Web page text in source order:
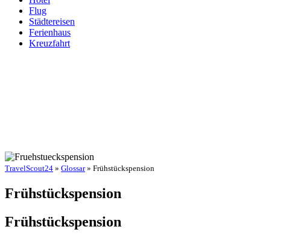
Flug
Städtereisen
Ferienhaus
Kreuzfahrt
TravelScout24 » Glossar» Frühstückspension
Frühstückspension
Frühstückspension